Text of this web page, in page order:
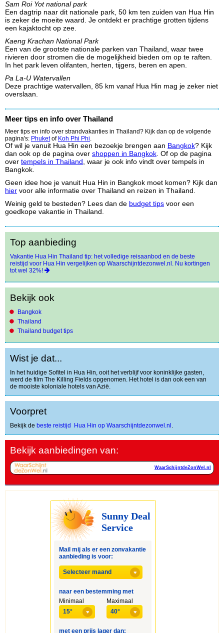
Top aanbieding
Vakantie Hua Hin Thailand tip: het volledige reisaanbod en de beste
reistijd voor Hua Hin vergelijken op Waarschijntdezonwel.nl. Nu kortingen
tot wel 32%!
Bekijk ook
Bangkok
Thailand
Thailand budget tips
Wist je dat...
In het huidige Sofitel in Hua Hin, ooit het verblijf voor koninklijke gasten,
werd de film The Killing Fields opgenomen. Het hotel is dan ook een van
de mooiste koloniale hotels van Azië.
Voorpret
Bekijk de beste reistijd Hua Hin op Waarschijntdezonwel.nl .
Sam Roi Yot national park
Een dagtrip naar dit nationale park, 50 km ten zuiden van Hua Hin
is zeker de moeite waard. Je ontdekt er prachtige grotten tijdens
een kajaktocht op zee.
Kaeng Krachan National Park
Een van de grootste nationale parken van Thailand, waar twee
rivieren door stromen die de mogelijkheid bieden om op te raften.
In het park leven olifanten, herten, tijgers, beren en apen.
Pa La-U Watervallen
Deze prachtige watervallen, 85 km vanaf Hua Hin mag je zeker niet
overslaan.
Meer tips en info over Thailand
Meer tips en info over strandvakanties in Thailand? Kijk dan op de volgende
pagina's: Phuketof Koh Phi Phi.
Of wil je vanuit Hua Hin een bezoekje brengen aan Bangkok? Kijk
dan ook op de pagina over shoppen in Bangkok. Of op de pagina
over tempels in Thailand , waar je ook info vindt over tempels in
Bangkok.
Geen idee hoe je vanuit Hua Hin in Bangkok moet komen? Kijk dan
hier voor alle informatie over Thailand en reizen in Thailand.
Weinig geld te besteden? Lees dan de budget tips voor een
goedkope vakantie in Thailand.
Bekijk aanbiedingen van:
WaarSchijntdeZonWel.nl